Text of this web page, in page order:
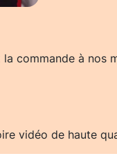
commande à nos
vidéo de haute